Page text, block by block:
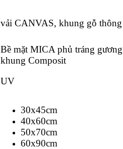
vải CANVAS, khung gỗ thông
Bề mặt MICA phủ tráng
khung Composit
UV
30x45cm
40x60cm
50x70cm
60x90cm